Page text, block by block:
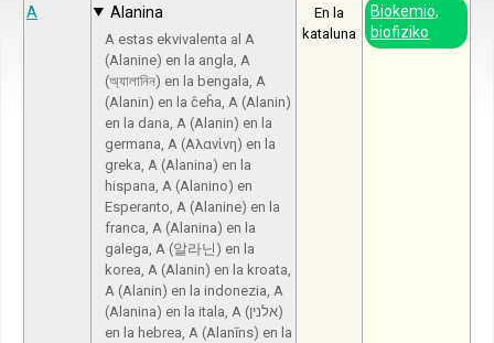
A
Alanina
A estas ekvivalenta al A
(Alanine) en la angla, A
(অ্যালানিন) en la bengala, A
(Alanin) en la ĉeĥa, A (Alanin)
en la dana, A (Alanin) en la
germana, A (Αλανίνη) en la
greka, A (Alanina) en la
hispana, A (Alanino) en
Esperanto, A (Alanine) en la
franca, A (Alanina) en la
galega, A (알라닌) en la
korea, A (Alanin) en la kroata,
A (Alanin) en la indonezia, A
(Alanina) en la itala, A (אלנין)
en la hebrea, A (Alanīns) en la
En la
kataluna
Biokemio,
biofiziko